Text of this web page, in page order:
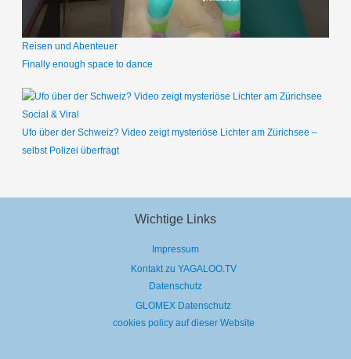
Reisen und Abenteuer
Finally enough space to dance
Social & Viral
Ufo über der Schweiz? Video zeigt mysteriöse Lichter am Zürichsee –
selbst Polizei überfragt
Wichtige Links
Impressum
Kontakt zu YAGALOO.TV
Datenschutz
GLOMEX Datenschutz
cookies policy auf dieser Website